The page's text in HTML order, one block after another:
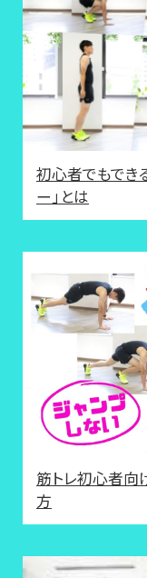
初心者でもでき
ー」とは
筋トレ初心者向
方